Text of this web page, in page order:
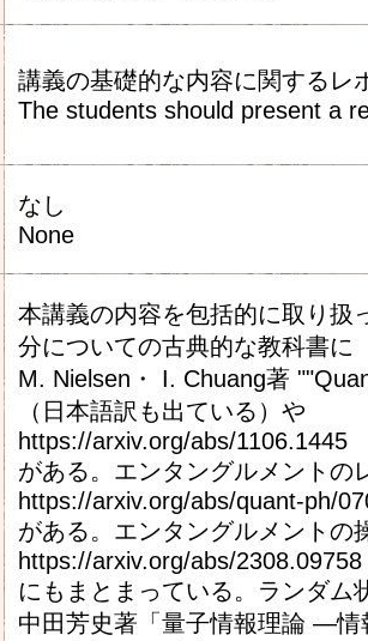
講義の基礎的な内容に関する
The students should present a
なし
None
本講義の内容を包括的に取り扱
分についての古典的な教科書に
M. Nielsen・ I. Chuang著
（日本語訳も出ている）や
https://arxiv.org/abs/1106.1445
がある。エンタングルメントの
https://arxiv.org/abs/quant-ph/
がある。エンタングルメントの
https://arxiv.org/abs/2308.09758
にもまとまっている。ランダム
中田芳史著「量子情報理論 ―